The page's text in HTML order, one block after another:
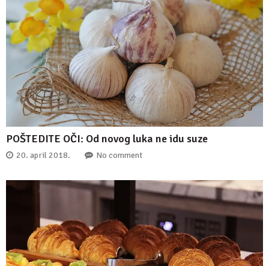
POŠTEDITE OČI: Od novog luka ne idu suze
20. april 2018. No comment